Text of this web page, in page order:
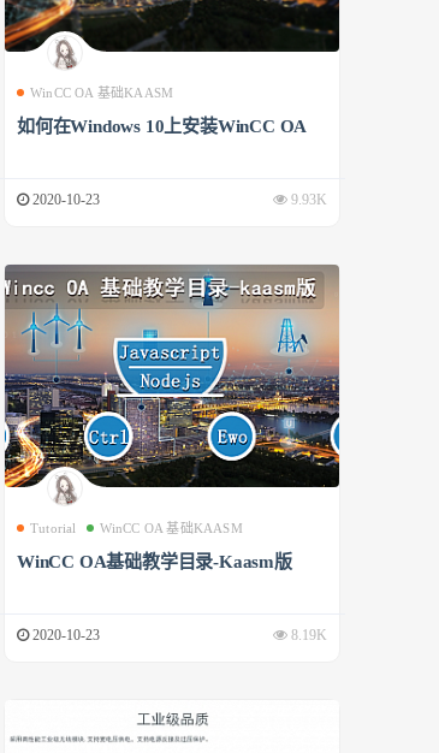
WinCC OA 基础KAASM
如何在Windows 10上安装WinCC OA
2020-10-23 9.93K
Tutorial WinCC OA 基础KAASM
WinCC OA基础教学目录-Kaasm版
2020-10-23 8.19K